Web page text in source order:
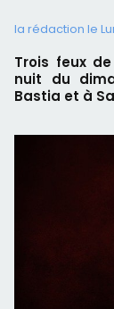
la rédaction le
Trois feux
nuit du
Bastia et à